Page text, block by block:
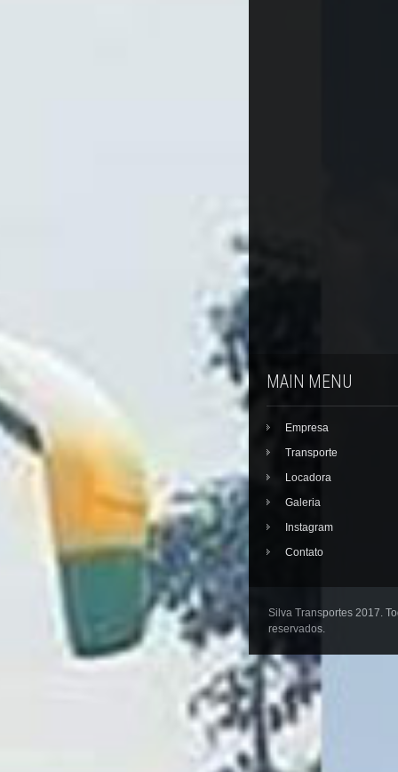
MAIN MENU
Empresa
Transporte
Locadora
Galeria
Instagram
Contato
Silva Transportes 2017.
reservados.